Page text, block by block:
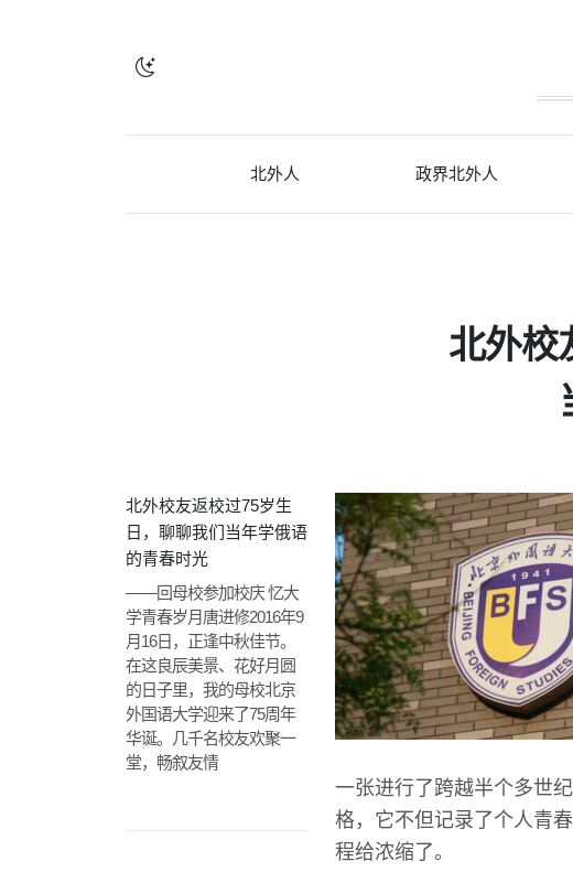
北外人 政界北外人
北外校
北外校友返校过75岁生
日，聊聊我们当年学俄语
的青春时光
——回母校参加校庆 忆大
学青春岁月唐进修2016年9
月16日，正逢中秋佳节。
在这良辰美景、花好月圆
的日子里，我的母校北京
外国语大学迎来了75周年
华诞。几千名校友欢聚一
堂，畅叙友情
一张进行了跨越半个多世
格，它不但记录了个人青
程给浓缩了。